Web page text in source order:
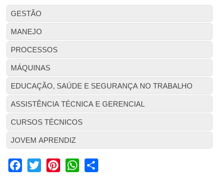
GESTÃO
MANEJO
PROCESSOS
MÁQUINAS
EDUCAÇÃO, SAÚDE E SEGURANÇA NO TRABALHO
ASSISTÊNCIA TÉCNICA E GERENCIAL
CURSOS TÉCNICOS
JOVEM APRENDIZ
Facebook
Twitter PinterestWhatsApp